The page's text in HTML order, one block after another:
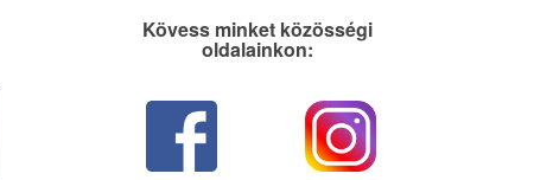
Kövess minket közösségi
oldalainkon: